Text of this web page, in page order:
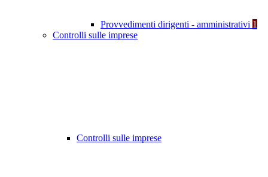
Provvedimenti dirigenti - amministrativi 1
Controlli sulle imprese
Controlli sulle imprese